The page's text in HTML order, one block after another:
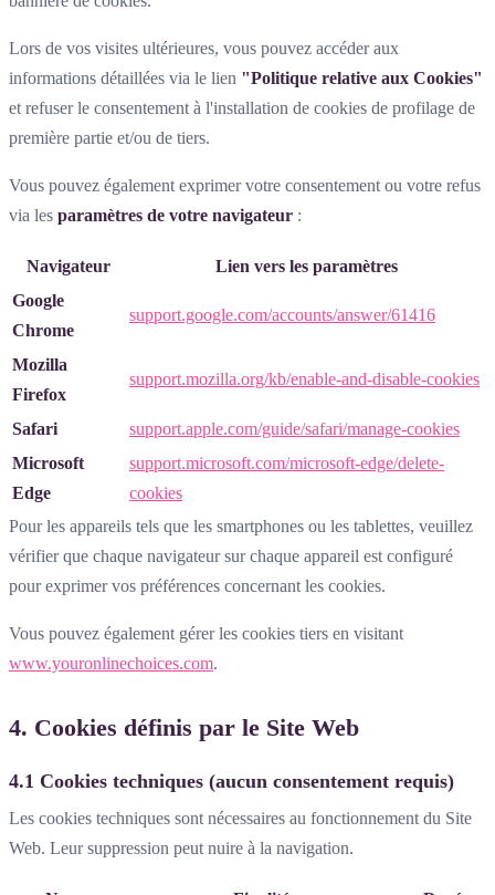
Lors de vos visites ultérieures, vous pouvez accéder aux
informations détaillées via le lien "Politique relative aux Cookies"
et refuser le consentement à l'installation de cookies de profilage de
première partie et/ou de tiers.
Vous pouvez également exprimer votre consentement ou votre refus
via les paramètres de votre navigateur :
Navigateur
Lien vers les paramètres
Google
Chrome
support.google.com/accounts/answer/61416
Mozilla
Firefox
support.mozilla.org/kb/enable-and-disable-cookies
Safari
support.apple.com/guide/safari/manage-cookies
Microsoft
Edge
support.microsoft.com/microsoft-edge/delete-
cookies
Pour les appareils tels que les smartphones ou les tablettes, veuillez
vérifier que chaque navigateur sur chaque appareil est configuré
pour exprimer vos préférences concernant les cookies.
Vous pouvez également gérer les cookies tiers en visitant
www.youronlinechoices.com.
4. Cookies définis par le Site Web
4.1 Cookies techniques (aucun consentement requis)
Les cookies techniques sont nécessaires au fonctionnement du Site
Web. Leur suppression peut nuire à la navigation.